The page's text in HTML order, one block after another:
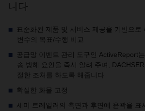
니다
표준화된 제품 및 서비스 제공을 기반으로
변수의 목표/수행 비교
공급망 이벤트 관리 도구인 ActiveReport
송 방해 요인을 즉시 알려 주며,
절한 조처를 하도록 해줍니다
확실한 화물 고정
세미 트레일러의 측면과 후면에 윤곽을 표